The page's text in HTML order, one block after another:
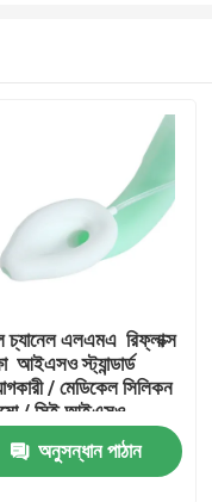
চ্যানেল এলএমএ ️ রিফ্লাক্স
আইএসও স্ট্যান্ডার্ড
/ মেডিকেল সিলিকন
/ সিই আইএসও
অনুসন্ধান পাঠান